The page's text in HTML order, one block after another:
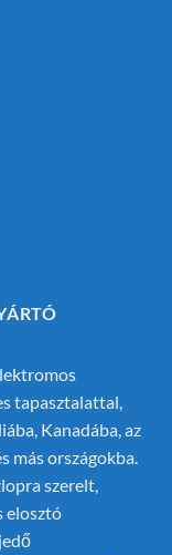
tapasztalattal,
Kanadába, az
más országokba.
szerelt,
elosztó